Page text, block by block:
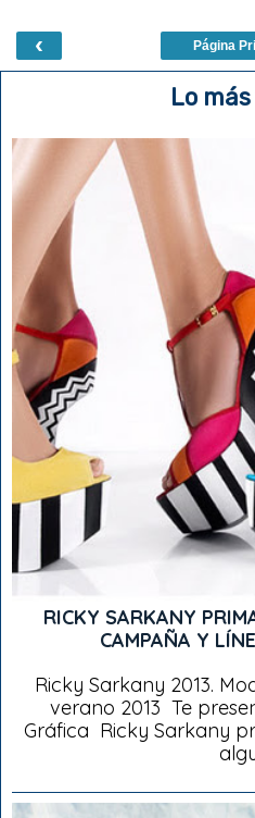
‹ Página
Lo
RICKY SARKANY
CAMPAÑA Y
Ricky Sarkany 2013.
verano 2013 Te
Gráfica Ricky Sarkany